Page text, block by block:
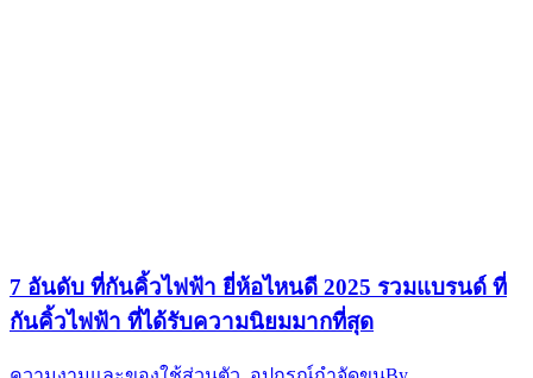
7 อันดับ ที่กันคิ้วไฟฟ้า ยี่ห้อไหนดี 2025 รวมแบรนด์ ที่
กันคิ้วไฟฟ้า ที่ได้รับความนิยมมากที่สุด